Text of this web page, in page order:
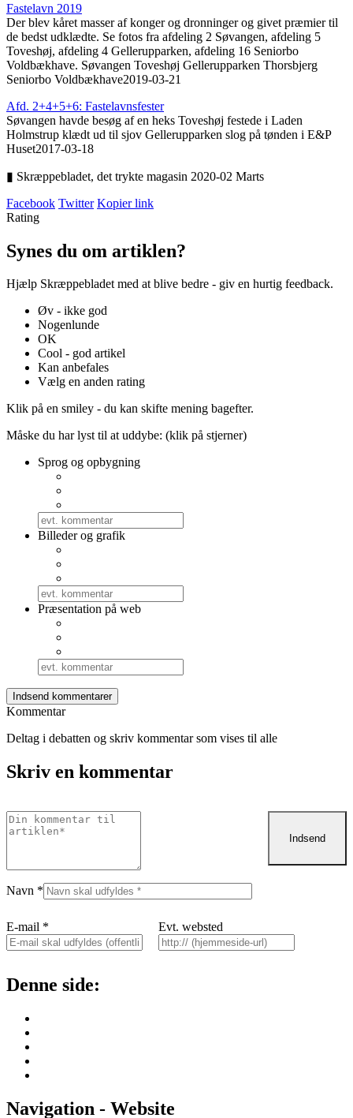
Fastelavn 2019
Der blev kåret masser af konger og dronninger og givet præmier til
de bedst udklædte. Se fotos fra afdeling 2 Søvangen, afdeling 5
Toveshøj, afdeling 4 Gellerupparken, afdeling 16 Seniorbo
Voldbækhave. Søvangen Toveshøj Gellerupparken Thorsbjerg
Seniorbo Voldbækhave2019-03-21
Afd. 2+4+5+6: Fastelavnsfester
Søvangen havde besøg af en heks Toveshøj festede i Laden
Holmstrup klædt ud til sjov Gellerupparken slog på tønden i E&P
Huset2017-03-18
▮ Skræppebladet, det trykte magasin 2020-02 Marts
Facebook Twitter Kopier link
Rating
Synes du om artiklen?
Hjælp Skræppebladet med at blive bedre - giv en hurtig feedback.
Øv - ikke god
Nogenlunde
OK
Cool - god artikel
Kan anbefales
Vælg en anden rating
Klik på en smiley - du kan skifte mening bagefter.
Måske du har lyst til at uddybe: (klik på stjerner)
Sprog og opbygning
Billeder og grafik
Præsentation på web
Kommentar
Deltag i debatten og skriv kommentar som vises til alle
Skriv en kommentar
Navn *
E-mail * Evt. websted
Denne side:
Navigation - Website